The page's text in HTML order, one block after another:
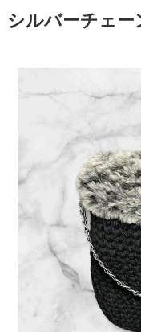
シルバーチェ